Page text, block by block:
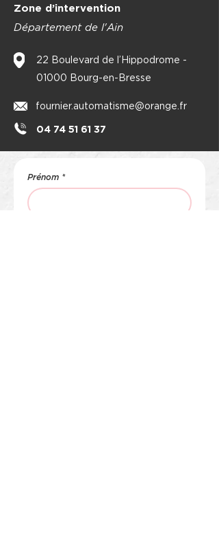
Zone d’intervention
Département de l'Ain
22 Boulevard de l’Hippodrome -
01000 Bourg-en-Bresse
fournier.automatisme@orange.fr
04 74 51 61 37
Prénom *